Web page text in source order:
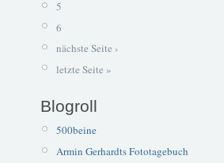
5
6
nächste Seite ›
letzte Seite »
Blogroll
500beine
Armin Gerhardts Fototagebuch